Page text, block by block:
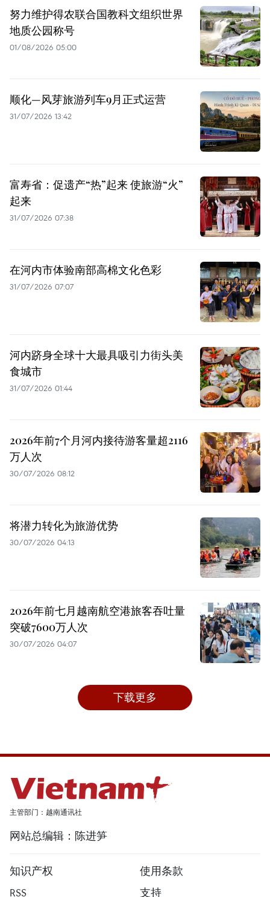
努力维护得农联合国教科文组织世界
地质公园称号
01/08/2026 05:00
顺化—风芽旅游列车9月正式运营
31/07/2026 13:42
富寿省：促遗产“热”起来 使旅游“火”
起来
31/07/2026 07:38
在河内市体验南部高棉文化色彩
31/07/2026 07:07
河内跻身全球十大最具吸引力街头美
食城市
31/07/2026 01:44
2026年前7个月河内接待游客量超2116
万人次
30/07/2026 08:12
将潜力转化为旅游优势
30/07/2026 04:13
2026年前七月越南航空港旅客吞吐量
突破7600万人次
30/07/2026 04:07
下载更多
主管部门：越南通讯社
网站总编辑：陈进笋
知识产权
使用条款
RSS
支持